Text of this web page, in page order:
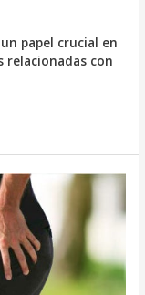
papel crucial en
relacionadas con